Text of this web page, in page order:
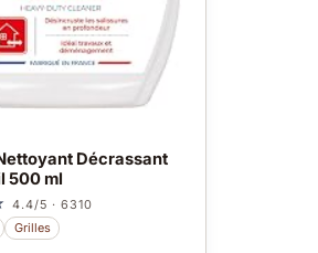
Décrassant
500 ml
4.4/5 · 6310
Grilles